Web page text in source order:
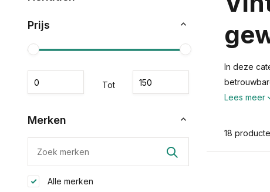
Prijs
Tot
Merken
Alle merken
In deze
Lees meer
18